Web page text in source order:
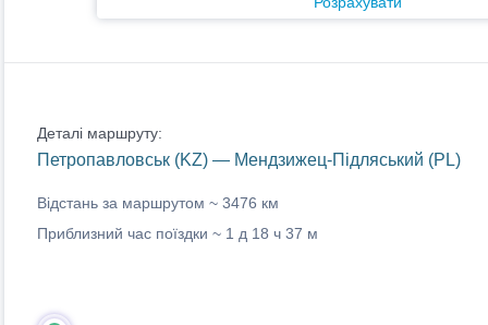
Деталі маршруту:
Петропавловськ (KZ) — Мендзижец-Підляський (PL)
Відстань за маршрутом ~ 3476 км
Приблизний час поїздки ~ 1 д 18 ч 37 м